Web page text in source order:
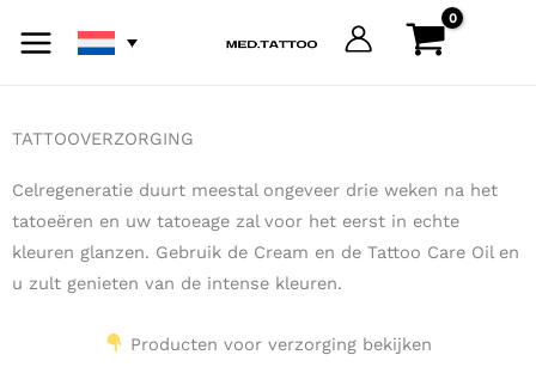
naar
TATTOOVERZORGING
Celregeneratie duurt meestal ongeveer drie weken na het
tatoeëren en uw tatoeage zal voor het eerst in echte
kleuren glanzen. Gebruik de Cream en de Tattoo Care Oil en
u zult genieten van de intense kleuren.
Producten voor verzorging bekijken